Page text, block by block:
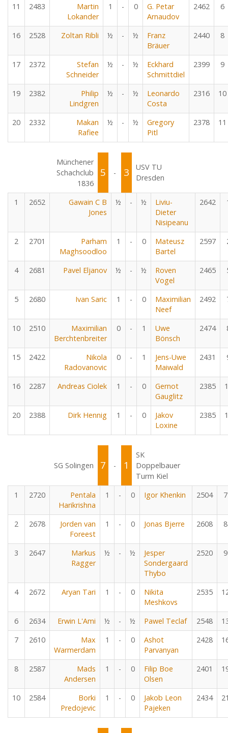
11 2483
Martin
Lokander
1 - 0
G. Petar
Arnaudov
2462 6
16 2528 Zoltan Ribli ½ - ½
Franz
Bräuer
2440 8
17 2372
Stefan
Schneider
½ - ½
Eckhard
Schmittdiel
2399 9
19 2382
Philip
Lindgren
½ - ½
Leonardo
Costa
2316 10
20 2332
Makan
Rafiee
½ - ½
Gregory
Pitl
2378 11
Münchener
Schachclub
1836
5 - 3
USV TU
Dresden
1 2652
Gawain C B
Jones
½ - ½
Liviu-
Dieter
Nisipeanu
2642
2 2701
Parham
Maghsoodloo
1 - 0
Mateusz
Bartel
2597
4 2681 Pavel Eljanov ½ - ½
Roven
Vogel
2465
5 2680 Ivan Saric 1 - 0
Maximilian
Neef
2492
10 2510
Maximilian
Berchtenbreiter
0 - 1
Uwe
Bönsch
2474
15 2422
Nikola
Radovanovic
0 - 1
Jens-Uwe
Maiwald
2431
16 2287 Andreas Ciolek 1 - 0
Gernot
Gauglitz
2385
20 2388 Dirk Hennig 1 - 0
Jakov
Loxine
2385
SG Solingen 7 - 1
SK
Doppelbauer
Turm Kiel
1
2720
Pentala
Harikrishna
1 - 0 Igor Khenkin 2504 7
2 2678
Jorden van
Foreest
1 - 0 Jonas Bjerre 2608 8
3 2647
Markus
Ragger
½ - ½
Jesper
Sondergaard
Thybo
2520 9
4 2672 Aryan Tari 1 - 0
Nikita
Meshkovs
2535
6 2634 Erwin L'Ami ½ - ½ Pawel Teclaf 2548
7
2610
Max
Warmerdam
1 - 0
Ashot
Parvanyan
2428
8 2587
Mads
Andersen
1 - 0
Filip Boe
Olsen
2401
10 2584
Borki
Predojevic
1 - 0
Jakob Leon
Pajeken
2434